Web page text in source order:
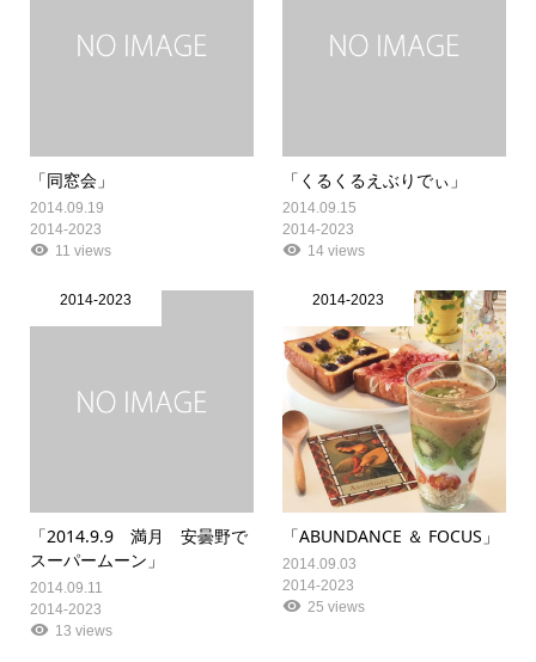
「同窓会」
2014.09.19
2014-2023
11 views
「くるくるえぶりでぃ」
2014.09.15
2014-2023
14 views
2014-2023
「2014.9.9 満月 安曇野で
スーパームーン」
2014.09.11
2014-2023
13 views
2014-2023
「ABUNDANCE ＆ FOCUS」
2014.09.03
2014-2023
25 views